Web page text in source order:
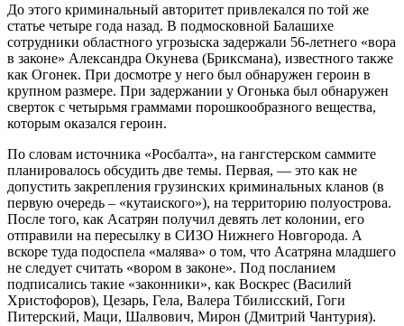
До этого криминальный авторитет привлекался по той же
статье четыре года назад. В подмосковной Балашихе
сотрудники областного угрозыска задержали 56-летнего «вора
в законе» Александра Окунева (Бриксмана), известного также
как Огонек. При досмотре у него был обнаружен героин в
крупном размере. При задержании у Огонька был обнаружен
сверток с четырьмя граммами порошкообразного вещества,
которым оказался героин.
По словам источника «Росбалта», на гангстерском саммите
планировалось обсудить две темы. Первая, — это как не
допустить закрепления грузинских криминальных кланов (в
первую очередь – «кутаиского»), на территорию полуострова.
После того, как Асатрян получил девять лет колонии, его
отправили на пересылку в СИЗО Нижнего Новгорода. А
вскоре туда подоспела «малява» о том, что Асатряна младшего
не следует считать «вором в законе». Под посланием
подписались такие «законники», как Воскрес (Василий
Христофоров), Цезарь, Гела, Валера Тбилисский, Гоги
Питерский, Маци, Шалвович, Мирон (Дмитрий Чантурия).